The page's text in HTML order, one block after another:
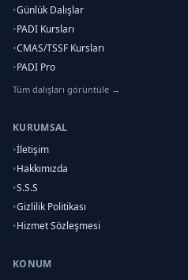
•Günlük Dalışlar
•PADI Kursları
•CMAS/TSSF Kursları
•PADI Pro
Tüm dalışları görüntüle →
KURUMSAL
•İletişim
•Hakkımızda
•S.S.S
•Gizlilik Politikası
•Hizmet Sözleşmesi
KONUM